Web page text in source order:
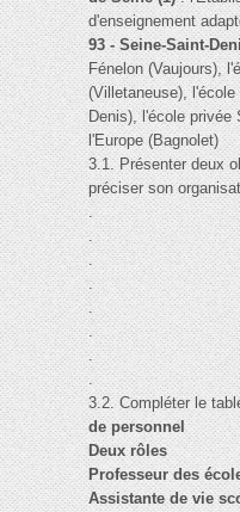
d'enseignement
93 - Seine-Saint-
Fénelon (Vaujours),
(Villetaneuse),
Denis), l'école privée
l'Europe (Bagnolet)
3.1. Présenter deux
préciser son
.
.
.
.
.
.
.
.
3.2. Compléter le
de personnel
Deux rôles
Professeur des
Assistante de vie